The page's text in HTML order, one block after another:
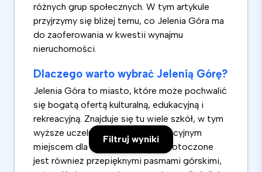
Filtruj wyniki
różnych grup społecznych. W tym artykule
przyjrzymy się bliżej temu, co Jelenia Góra ma
do zaoferowania w kwestii wynajmu
nieruchomości.
Dlaczego warto wybrać Jelenią Górę?
Jelenia Góra to miasto, które może pochwalić
się bogatą ofertą kulturalną, edukacyjną i
rekreacyjną. Znajduje się tu wiele szkół, w tym
wyższe uczelnie, co czyni je atrakcyjnym
miejscem dla studentów. Miasto otoczone
jest również przepięknymi pasmami górskimi,